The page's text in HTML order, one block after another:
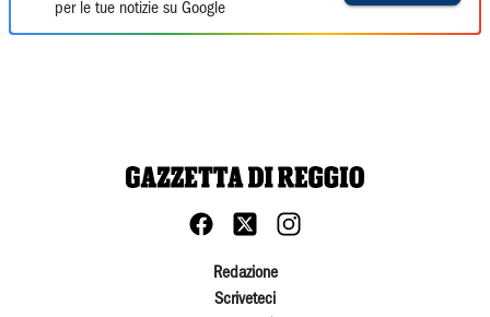
per le tue notizie su Google
Redazione
Scriveteci